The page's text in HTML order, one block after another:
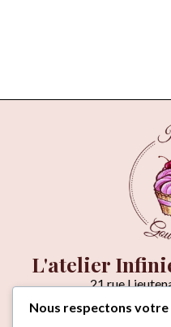
L'atelier
21 rue
06270
Nous respectons votre